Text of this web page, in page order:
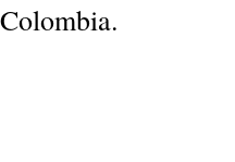
Colombia.